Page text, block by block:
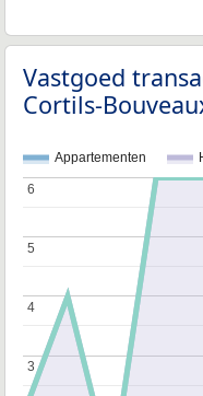
Vastgoed
Cortils-
Appartementen
3
3
4
4
5
5
6
6